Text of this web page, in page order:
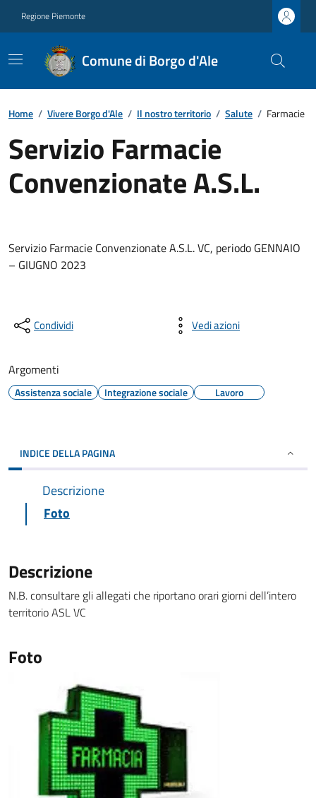
Regione Piemonte
Comune di Borgo d'Ale
Home / Vivere Borgo d'Ale / Il nostro territorio / Salute / Farmacie
Servizio Farmacie
Convenzionate A.S.L.
Servizio Farmacie Convenzionate A.S.L. VC, periodo GENNAIO
– GIUGNO 2023
Condividi Vedi azioni
Argomenti
Assistenza sociale Integrazione sociale Lavoro
INDICE DELLA PAGINA
Descrizione
Foto
Descrizione
N.B. consultare gli allegati che riportano orari giorni dell’intero
territorio ASL VC
Foto